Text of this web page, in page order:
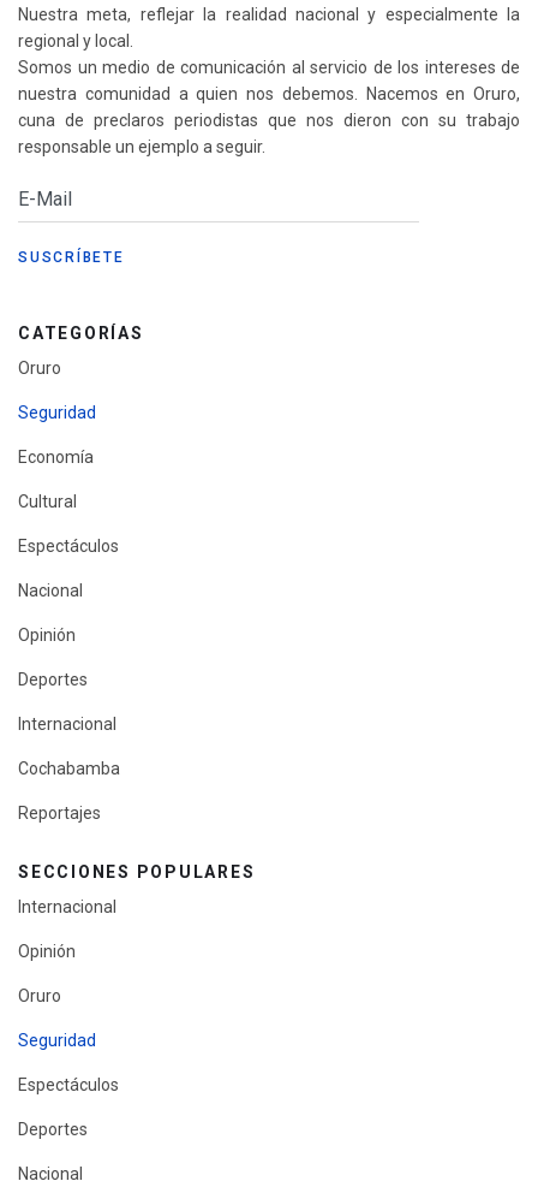
Nuestra meta, reflejar la realidad nacional y especialmente la
regional y local.
Somos un medio de comunicación al servicio de los intereses de
nuestra comunidad a quien nos debemos. Nacemos en Oruro,
cuna de preclaros periodistas que nos dieron con su trabajo
responsable un ejemplo a seguir.
CATEGORÍAS
Oruro
Seguridad
Economía
Cultural
Espectáculos
Nacional
Opinión
Deportes
Internacional
Cochabamba
Reportajes
SECCIONES POPULARES
Internacional
Opinión
Oruro
Seguridad
Espectáculos
Deportes
Nacional